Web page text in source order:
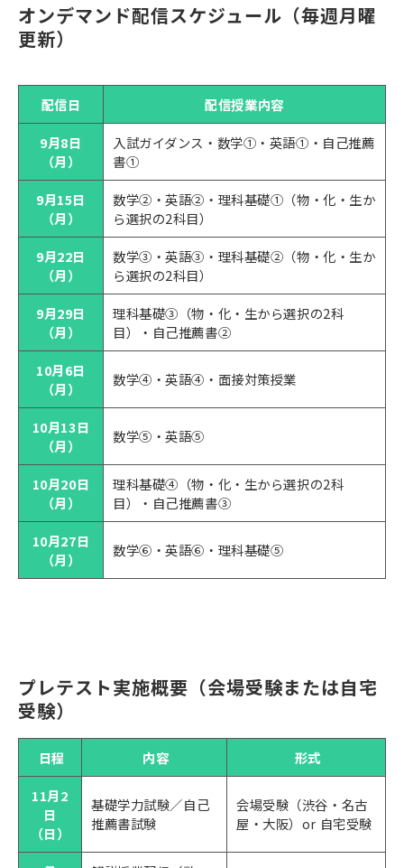
オンデマンド配信スケジュール（毎週月曜
更新）
配信日
配信授業内容
9月8日
（月）
入試ガイダンス・数学①・英語①・自己推薦
書①
9月15日
（月）
数学②・英語②・理科基礎①（物・化・生か
ら選択の2科目）
9月22日
（月）
数学③・英語③・理科基礎②（物・化・生か
ら選択の2科目）
9月29日
（月）
理科基礎③（物・化・生から選択の2科
目）・自己推薦書②
10月6日
（月）
数学④・英語④・面接対策授業
10月13日
（月）
数学⑤・英語⑤
10月20日
（月）
理科基礎④（物・化・生から選択の2科
目）・自己推薦書③
10月27日
（月）
数学⑥・英語⑥・理科基礎⑤
プレテスト実施概要（会場受験または自宅
受験）
日程 内容
形式
11月2
日
（日）
基礎学力試験／自己
推薦書試験
会場受験（渋谷・名古
屋・大阪）or 自宅受験